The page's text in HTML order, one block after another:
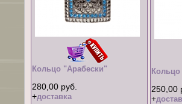
Кольцо "Арабески"
280,00 руб.
+доставка
250,00
+